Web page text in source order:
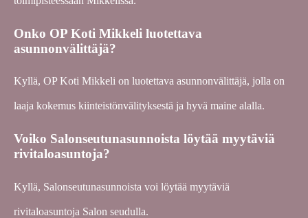
Onko OP Koti Mikkeli luotettava
asunnonvälittäjä?
Kyllä, OP Koti Mikkeli on luotettava asunnonvälittäjä, jolla on
laaja kokemus kiinteistönvälityksestä ja hyvä maine alalla.
Voiko Salonseutunasunnoista löytää myytäviä
rivitaloasuntoja?
Kyllä, Salonseutunasunnoista voi löytää myytäviä
rivitaloasuntoja Salon seudulla.